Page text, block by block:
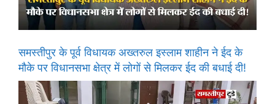
समस्तीपुर के पूर्व विधायक अख्तरुल इस्लाम शाहीन ने ईद के
मौके पर विधानसभा क्षेत्र में लोगों से मिलकर ईद की बधाई दी!